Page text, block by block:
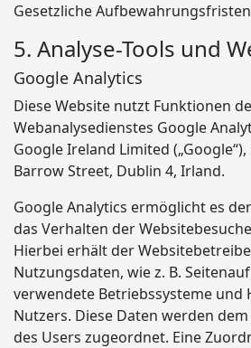
Gesetzliche
5. Analyse-Tools und
Google Analytics
Diese Website nutzt Funktionen
Webanalysedienstes Google
Google Ireland Limited
Barrow Street, Dublin 4, Irland.
Google Analytics ermöglicht es
das Verhalten der
Hierbei erhält der
Nutzungsdaten, wie z. B.
verwendete Betriebssysteme und
Nutzers. Diese Daten werden
des Users zugeordnet. Eine